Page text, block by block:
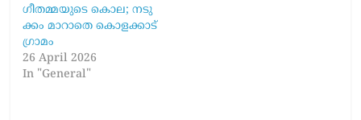
ഗീ​ത​മ്മ​യു​ടെ കൊ​ല; ന​ടു​
ക്കം മാ​റാ​തെ കൊ​ള​ക്കാ​ട്
ഗ്രാ​മം
26 April 2026
In "General"